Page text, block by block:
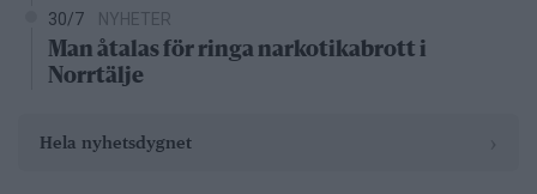
30/7 NYHETER
Man åtalas för ringa narkotikabrott i
Norrtälje
Hela nyhetsdygnet